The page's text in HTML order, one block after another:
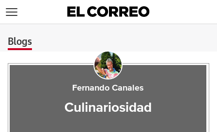
Blogs
Fernando Canales
Culinariosidad